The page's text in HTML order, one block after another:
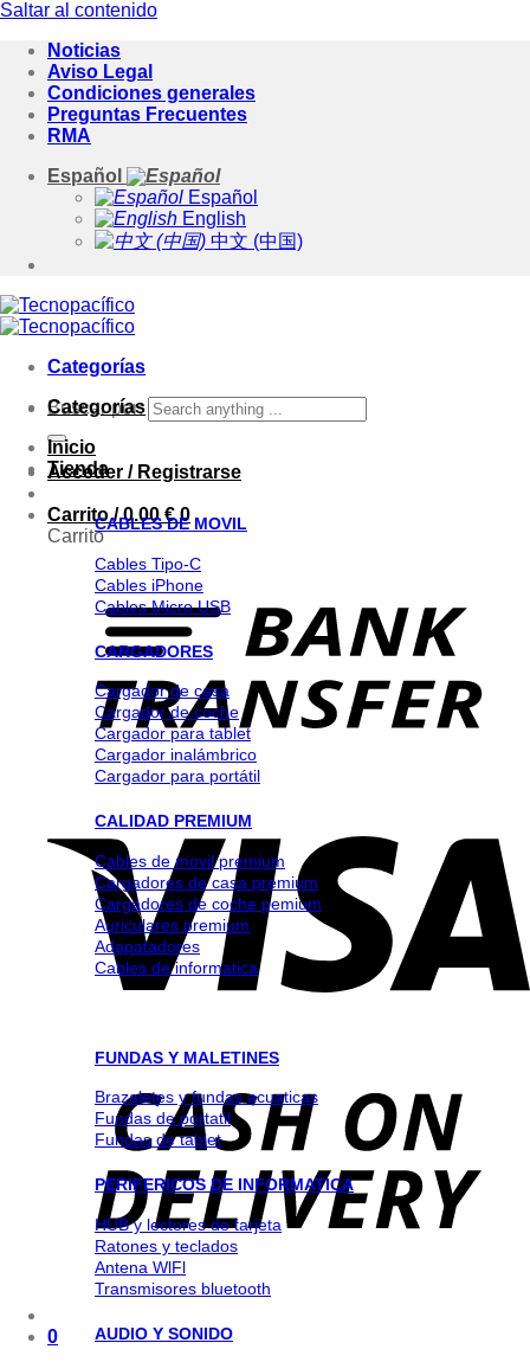
Saltar al contenido
Noticias
Aviso Legal
Condiciones generales
Preguntas Frecuentes
RMA
Español
Español
English
中文 (中国)
Categorías
Buscar por:
Acceder / Registrarse
Carrito /0.00€ 0
Carrito
0
Categorías
Inicio
Tienda
CABLES DE MOVIL
Cables Tipo-C
Cables iPhone
Cables Micro USB
CARGADORES
Cargador de casa
Cargador de coche
Cargador para tablet
Cargador inalámbrico
Cargador para portátil
CALIDAD PREMIUM
Cables de movil premium
Cargadores de casa premium
Cargadores de coche pemium
Auriculares premium
Adapatadores
Cables de informatica
FUNDAS Y MALETINES
Brazaletes y fundas acuaticas
Fundas de portatil
Fundas de tablet
PERIFERICOS DE INFORMATICA
HUB y lectores de tarjeta
Ratones y teclados
Antena WlFl
Transmisores bluetooth
AUDIO Y SONIDO